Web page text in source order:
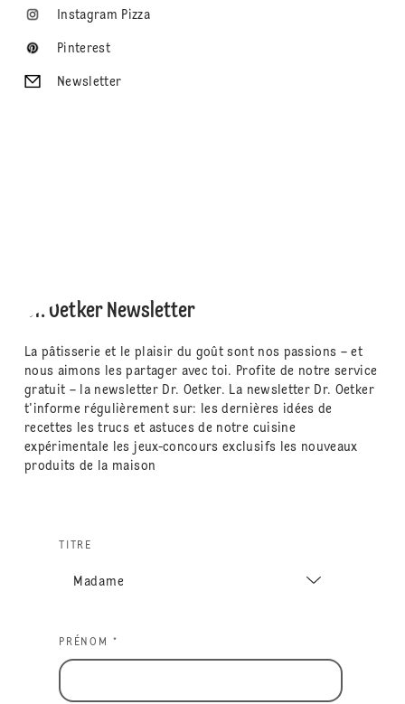
Instagram Pizza
Pinterest
Newsletter
Dr. Oetker Newsletter
La pâtisserie et le plaisir du goût sont nos passions – et
nous aimons les partager avec toi. Profite de notre service
gratuit – la newsletter Dr. Oetker. La newsletter Dr. Oetker
t'informe régulièrement sur: les dernières idées de
recettes les trucs et astuces de notre cuisine
expérimentale les jeux-concours exclusifs les nouveaux
produits de la maison
TITRE
PRÉNOM *